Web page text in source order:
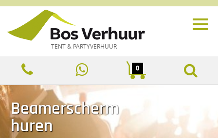
TENT & PARTYVERHUUR
0
Beamerscherm
huren